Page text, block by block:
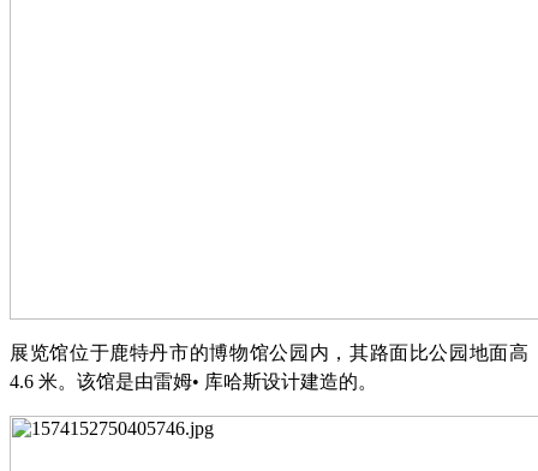
展览馆位于鹿特丹市的博物馆公园内，其路面比公园地面高
4.6 米。该馆是由雷姆• 库哈斯设计建造的。